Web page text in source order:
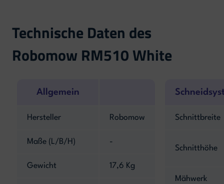
Technische Daten des
Robomow RM510 White
Allgemein
Hersteller Robomow
Maße (L/B/H) -
Gewicht 17,6 Kg
Schnittbreite
Schnitthöhe
Mähwerk